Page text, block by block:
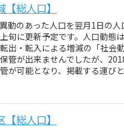
総人口】
動のあった人口を翌月1日の
旬に更新予定です。人口動態
出・転入による増減の「社会
管が出来ませんでしたが、
が可能となり、掲載する運びと
総人口】